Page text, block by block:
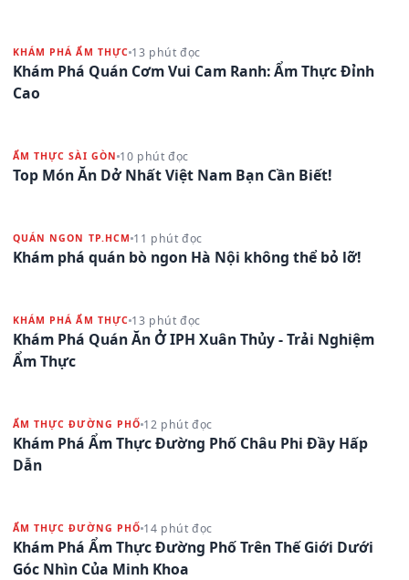
KHÁM PHÁ ẨM THỰC 13 phút đọc
Khám Phá Quán Cơm Vui Cam Ranh: Ẩm Thực Đỉnh
Cao
ẨM THỰC SÀI GÒN 10 phút đọc
Top Món Ăn Dở Nhất Việt Nam Bạn Cần Biết!
QUÁN NGON TP.HCM 11 phút đọc
Khám phá quán bò ngon Hà Nội không thể bỏ lỡ!
KHÁM PHÁ ẨM THỰC 13 phút đọc
Khám Phá Quán Ăn Ở IPH Xuân Thủy - Trải Nghiệm
Ẩm Thực
ẨM THỰC ĐƯỜNG PHỐ 12 phút đọc
Khám Phá Ẩm Thực Đường Phố Châu Phi Đầy Hấp
Dẫn
ẨM THỰC ĐƯỜNG PHỐ 14 phút đọc
Khám Phá Ẩm Thực Đường Phố Trên Thế Giới Dưới
Góc Nhìn Của Minh Khoa